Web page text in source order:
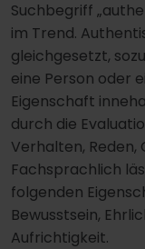
Suchbegriff
im Trend.
gleichgesetzt,
eine Person oder
Eigenschaft
durch die
Verhalten, Reden,
Fachsprachlich
folgenden
Bewusstsein,
Aufrichtigkeit.